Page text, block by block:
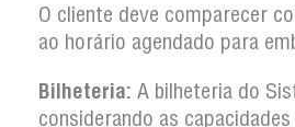
O cliente deve comparecer
ao horário agendado para
Bilheteria: A bilheteria do
considerando as